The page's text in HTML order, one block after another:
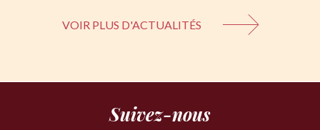
VOIR PLUS D'ACTUALITÉS
Suivez-nous